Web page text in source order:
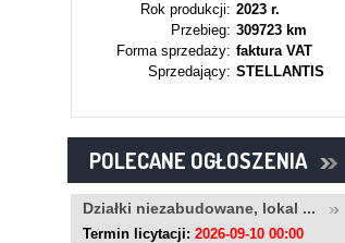
Rok produkcji: 2023 r.
Przebieg: 309723 km
Forma sprzedaży: faktura VAT
Sprzedający: STELLANTIS
POLECANE OGŁOSZENIA
Działki niezabudowane, lokal ...
Termin licytacji: 2026-09-10 00:00